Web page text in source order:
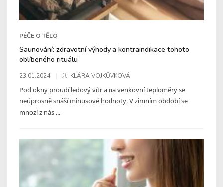
PÉČE O TĚLO
Saunování: zdravotní výhody a kontraindikace tohoto
oblíbeného rituálu
23.01.2024 KLÁRA VOJKŮVKOVÁ
Pod okny proudí ledový vítr a na venkovní teploměry se
neúprosně snáší minusové hodnoty. V zimním období se
mnozí z nás ...